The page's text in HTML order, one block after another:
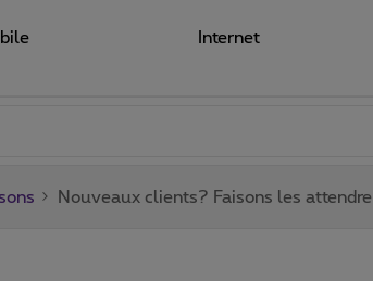
Internet
Nouveaux clients? Faisons les